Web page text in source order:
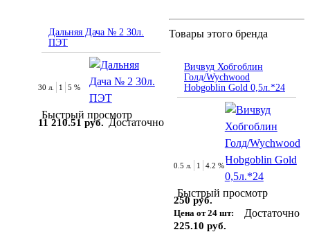
Дальняя Дача № 2 30л.
ПЭТ
Быстрый просмотр
30 л. 1 5 %
11 210.51 руб. Достаточно
Товары этого бренда
Вичвуд Хобгоблин
Голд/Wychwood
Hobgoblin Gold 0,5л.*24
Быстрый просмотр
0.5 л. 1 4.2 %
250 руб.
Цена от 24 шт:
225.10 руб.
Достаточно